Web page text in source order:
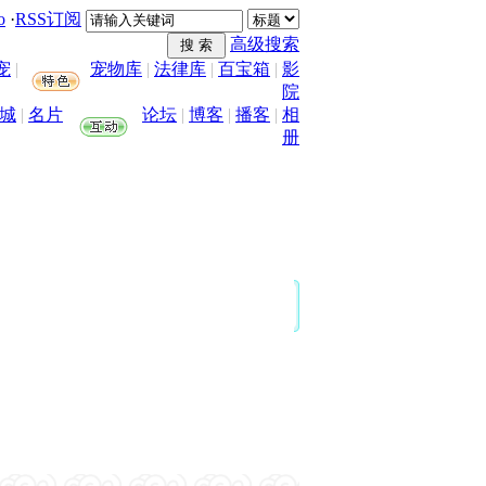
·RSS订阅
高级搜索
| 宠物库 | 法律库 | 百宝箱 | 影
院
| 名片 论坛 | 博客 | 播客 | 相
册